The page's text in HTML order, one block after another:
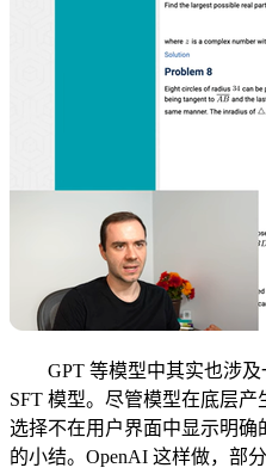
GPT 等模型中其实也涉及
SFT 模型。尽管模型在底层
选择不在用户界面中显示明
的小结。OpenAI 这样做，部